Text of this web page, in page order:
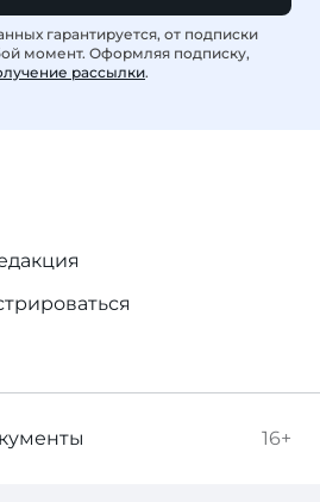
гарантируется, от подписки
момент. Оформляя подписку,
рассылки.
16+